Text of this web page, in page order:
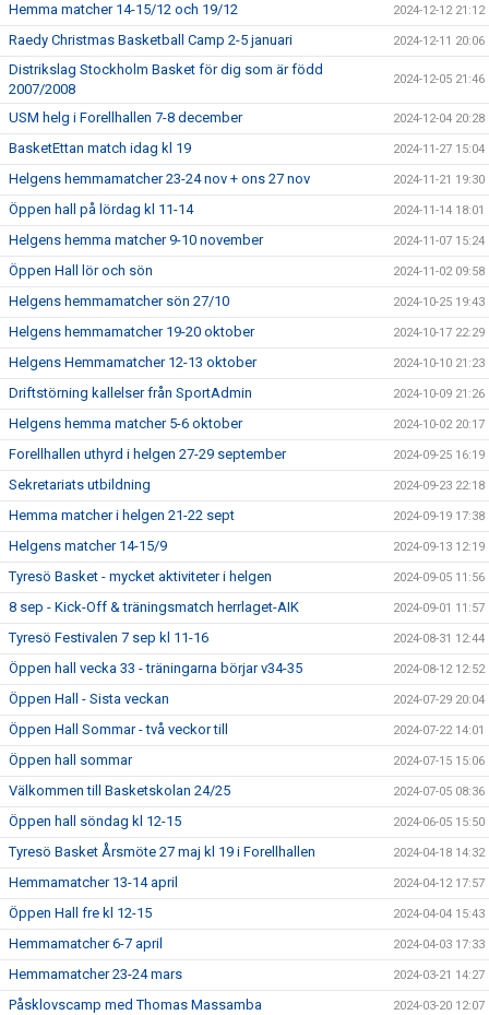
Hemma matcher 14-15/12 och 19/12 2024-12-12 21:12
Raedy Christmas Basketball Camp 2-5 januari 2024-12-11 20:06
Distrikslag Stockholm Basket för dig som är född
2007/2008
2024-12-05 21:46
USM helg i Forellhallen 7-8 december 2024-12-04 20:28
BasketEttan match idag kl 19 2024-11-27 15:04
Helgens hemmamatcher 23-24 nov + ons 27 nov 2024-11-21 19:30
Öppen hall på lördag kl 11-14 2024-11-14 18:01
Helgens hemma matcher 9-10 november 2024-11-07 15:24
Öppen Hall lör och sön 2024-11-02 09:58
Helgens hemmamatcher sön 27/10 2024-10-25 19:43
Helgens hemmamatcher 19-20 oktober 2024-10-17 22:29
Helgens Hemmamatcher 12-13 oktober 2024-10-10 21:23
Driftstörning kallelser från SportAdmin 2024-10-09 21:26
Helgens hemma matcher 5-6 oktober 2024-10-02 20:17
Forellhallen uthyrd i helgen 27-29 september 2024-09-25 16:19
Sekretariats utbildning 2024-09-23 22:18
Hemma matcher i helgen 21-22 sept 2024-09-19 17:38
Helgens matcher 14-15/9 2024-09-13 12:19
Tyresö Basket - mycket aktiviteter i helgen 2024-09-05 11:56
8 sep - Kick-Off & träningsmatch herrlaget-AIK 2024-09-01 11:57
Tyresö Festivalen 7 sep kl 11-16 2024-08-31 12:44
Öppen hall vecka 33 - träningarna börjar v34-35 2024-08-12 12:52
Öppen Hall - Sista veckan 2024-07-29 20:04
Öppen Hall Sommar - två veckor till 2024-07-22 14:01
Öppen hall sommar 2024-07-15 15:06
Välkommen till Basketskolan 24/25 2024-07-05 08:36
Öppen hall söndag kl 12-15 2024-06-05 15:50
Tyresö Basket Årsmöte 27 maj kl 19 i Forellhallen 2024-04-18 14:32
Hemmamatcher 13-14 april 2024-04-12 17:57
Öppen Hall fre kl 12-15 2024-04-04 15:43
Hemmamatcher 6-7 april 2024-04-03 17:33
Hemmamatcher 23-24 mars 2024-03-21 14:27
Påsklovscamp med Thomas Massamba 2024-03-20 12:07